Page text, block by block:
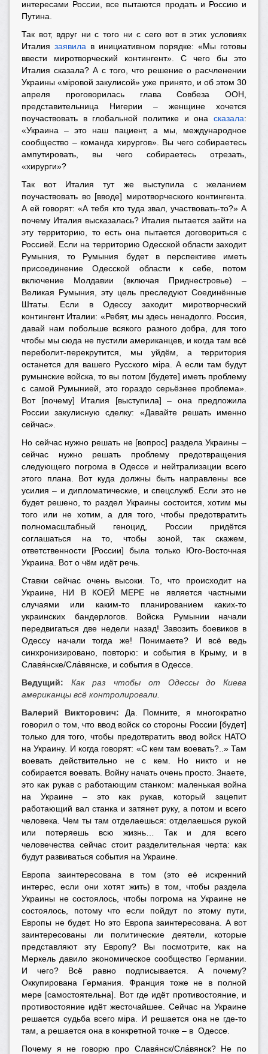
интересами России, все пытаются продать и Россию и
Путина.
Так вот, вдруг ни с того ни с сего вот в этих условиях
Италия заявила в инициативном порядке: «Мы готовы
ввести миротворческий контингент». С чего бы это
Италия сказала? А с того, что решение о расчленении
Украины «мiровой закулисой» уже принято, и об этом 30
апреля проговорилась глава Совбеза ООН,
представительница Нигерии – женщине хочется
поучаствовать в глобальной политике и она сказала:
«Украина – это наш пациент, а мы, международное
сообщество – команда хирургов». Вы чего собираетесь
ампутировать, вы чего собираетесь отрезать,
«хирурги»?
Так вот Италия тут же выступила с желанием
поучаствовать во [вводе] миротворческого контингента.
А ей говорят: «А тебя кто туда звал, участвовать-то?» А
почему Италия высказалась? Италия пытается зайти на
эту территорию, то есть она пытается договориться с
Россией. Если на территорию Одесской области заходит
Румыния, то Румыния будет в перспективе иметь
присоединение Одесской области к себе, потом
включение Молдавии (включая Приднестровье) –
Великая Румыния, эту цель преследуют Соединённые
Штаты. Если в Одессу заходит миротворческий
контингент Италии: «Ребят, мы здесь ненадолго. Россия,
давай нам побольше всякого разного добра, для того
чтобы мы сюда не пустили американцев, и когда там всё
переболит-перекрутится, мы уйдём, а территория
останется для вашего Русского мiра. А если там будут
румынские войска, то вы потом [будете] иметь проблему
с самой Румынией, это гораздо серьёзнее проблема».
Вот [почему] Италия [выступила] – она предложила
России закулисную сделку: «Давайте решать именно
сейчас».
Но сейчас нужно решать не [вопрос] раздела Украины –
сейчас нужно решать проблему предотвращения
следующего погрома в Одессе и нейтрализации всего
этого плана. Вот куда должны быть направлены все
усилия – и дипломатические, и спецслужб. Если это не
будет решено, то раздел Украины состоится, хотим мы
того или не хотим, а для того, чтобы предотвратить
полномасштабный геноцид, России придётся
соглашаться на то, чтобы зоной, так скажем,
ответственности [России] была только Юго-Восточная
Украина. Вот о чём идёт речь.
Ставки сейчас очень высоки. То, что происходит на
Украине, НИ В КОЕЙ МЕРЕ не является частными
случаями или каким-то планированием каких-то
украинских бандерлогов. Войска Румынии начали
передвигаться две недели назад! Завозить боевиков в
Одессу начали тогда же! Понимаете? И всё ведь
синхронизировано, повторю: и события в Крыму, и в
Славя́нске/Сла́вянске, и события в Одессе.
Ведущий:
Как раз чтобы от Одессы до Киева
американцы всё контролировали.
Валерий Викторович: Да. Помните, я многократно
говорил о том, что ввод войск со стороны России [будет]
только для того, чтобы предотвратить ввод войск НАТО
на Украину. И когда говорят: «Скем там воевать?.. »Там
воевать действительно не с кем. Но никто и не
собирается воевать. Войну начать очень просто. Знаете,
это как рукав с работающим станком: маленькая война
на Украине – это как рукав, который зацепит
работающий вал станка и затянет руку, а потом и всего
человека. Чем ты там отделаешься: отделаешься рукой
или потеряешь всю жизнь… Так и для всего
человечества сейчас стоит разделительная черта: как
будут развиваться события на Украине.
Европа заинтересована в том (это её искренний
интерес, если они хотят жить) в том, чтобы раздела
Украины не состоялось, чтобы погрома на Украине не
состоялось, потому что если пойдут по этому пути,
Европы не будет. Но это Европа заинтересована. А вот
заинтересованы ли политические деятели, которые
представляют эту Европу? Вы посмотрите, как на
Меркель давило экономическое сообщество Германии.
И чего? Всё равно подписывается. А почему?
Оккупирована Германия. Франция тоже не в полной
мере [самостоятельна]. Вот где идёт противостояние, и
противостояние идёт жесточайшее. Сейчас на Украине
решается судьба всего мiра. И решается она не где-то
там, а решается она в конкретной точке – в Одессе.
Почему я не говорю про Славя́нск/Сла́вянск? Не по